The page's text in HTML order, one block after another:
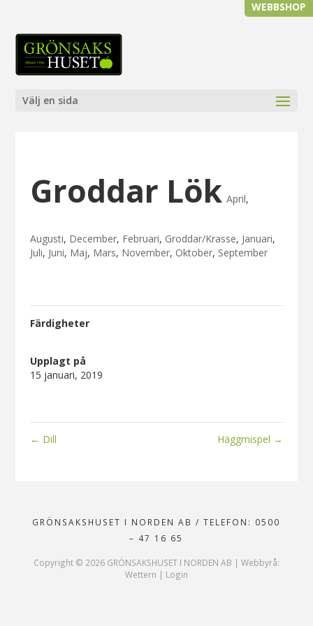
WEBBSHOP
Välj en sida
Groddar Lök April,
Augusti, December, Februari, Groddar/Krasse, Januari,
Juli, Juni, Maj, Mars, November, Oktober, September
Färdigheter
Upplagt på
15 januari, 2019
← Dill Häggmispel →
GRÖNSAKSHUSET I NORDEN AB/ TELEFON: 0500
– 47 16 65
Copyright © 2026GRÖNSAKSHUSET I NORDEN AB | Webbyrå:
Wettern | Login